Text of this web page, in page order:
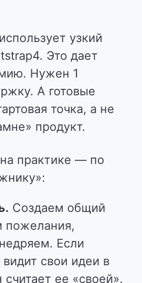
узкий
Это дает
Нужен 1
А готовые
точка, а не
продукт.
практике — по
Создаем общий
пожелания,
Если
видит свои идеи в
ее «своей».